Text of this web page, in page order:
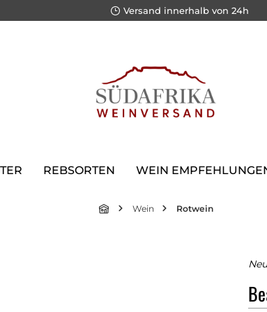
Versand innerhalb von 24h
REBSORTEN WEIN
Wein Rotwein